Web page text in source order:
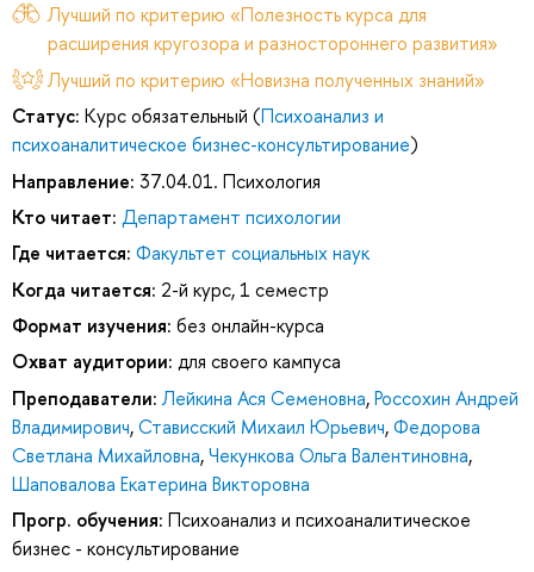
Лучший по критерию «Полезность курса для
расширения кругозора и разностороннего развития»
Лучший по критерию «Новизна полученных знаний»
Статус: Курс обязательный (Психоанализ и
психоаналитическое бизнес-консультирование)
Направление: 37.04.01. Психология
Кто читает: Департамент психологии
Где читается: Факультет социальных наук
Когда читается: 2-й курс, 1 семестр
Формат изучения: без онлайн-курса
Охват аудитории: для своего кампуса
Преподаватели: Лейкина Ася Семеновна,Россохин Андрей
Владимирович,Стависский Михаил Юрьевич,Федорова
Светлана Михайловна,Чекункова Ольга Валентиновна,
Шаповалова Екатерина Викторовна
Прогр. обучения: Психоанализ и психоаналитическое
бизнес - консультирование